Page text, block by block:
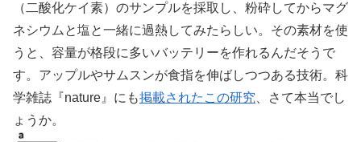
（二酸化ケイ素）のサンプルを採取し、粉砕してからマグ
ネシウムと塩と一緒に過熱してみたらしい。その素材を使
うと、容量が格段に多いバッテリーを作れるんだそうで
す。アップルやサムスンが食指を伸ばしつつある技術。科
学雑誌『nature』にも掲載されたこの研究 、さて本当でし
ょうか。